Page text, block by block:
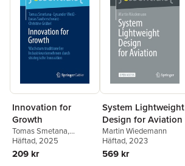
Innovation for
Growth
Tomas Smetana,
Lysander Weiß
Sauberschwarz
Christine Grübel
Häftad, 2025
209 kr
System Lightweight
Design for Aviation
Martin Wiedemann
Häftad, 2023
569 kr